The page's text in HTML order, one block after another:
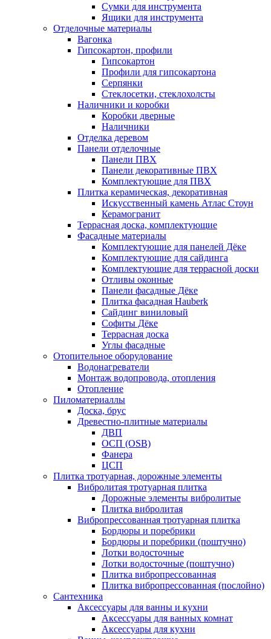
Сумки для инструмента
Ящики для инструмента
Отделочные материалы
Вагонка
Гипсокартон, профили
Гипсокартон
Профили для гипсокартона
Серпянки
Стеклосетки, стеклохолсты
Наличники и коробки
Коробки дверные
Наличники
Отделка деревом
Панели отделочные
Панели ПВХ
Панели декоративные ПВХ
Комплектующие для ПВХ
Плитка керамическая, декоративная
Искусственный камень Атлас Стоун
Керамогранит
Террасная доска, комплектующие
Фасадные материалы
Комплектующие для панелей Дёке
Комплектующие для сайдинга
Комплектующие для террасной доски
Отливы оконные
Панели фасадные Дёке
Плитка фасадная Hauberk
Сайдинг виниловый
Софиты Дёке
Террасная доска
Углы фасадные
Отопительное оборудование
Водонагреватели
Монтаж водопровода, отопления
Отопление
Пиломатериаллы
Доска, брус
Древестно-плитные материалы
ДВП
ОСП (OSB)
Фанера
ЦСП
Плитка тротуарная, дорожные элементы
Вибролитая тротуарная плитка
Дорожные элементы вибролитые
Плитка вибролитая
Вибропрессованная тротуарная плитка
Бордюры и поребрики
Бордюры и поребрики (поштучно)
Лотки водосточные
Лотки водосточные (поштучно)
Плитка вибропрессованная
Плитка вибропрессованная (послойно)
Сантехника
Аксессуары для ванны и кухни
Аксессуары для ванных комнат
Аксессуары для кухни